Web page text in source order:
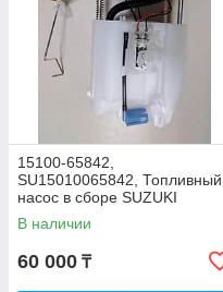
15100-65842,
SU15010065842, Топливный
насос в сборе SUZUKI
GRAND VITARA J20A 2005-
2013, DOMINANT
В наличии
60 000 ₸